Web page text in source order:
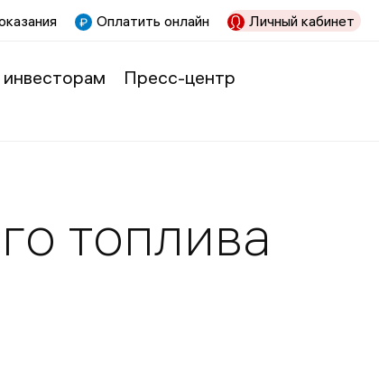
Оплатить онлайн Личный кабинет
Пресс-центр
топлива